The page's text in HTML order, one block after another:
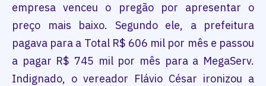
empresa venceu o pregão por apresentar o
preço mais baixo. Segundo ele, a prefeitura
pagava para a Total R$ 606 mil por mês e passou
a pagar R$ 745 mil por mês para a MegaServ.
Indignado, o vereador Flávio César ironizou a